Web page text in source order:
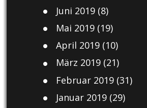
Juni 2019(8)
Mai 2019(19)
April 2019(10)
März 2019(21)
Februar 2019(31)
Januar 2019(29)